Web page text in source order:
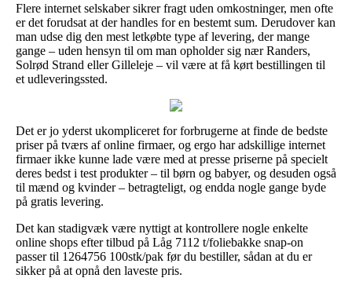
Flere internet selskaber sikrer fragt uden omkostninger, men ofte
er det forudsat at der handles for en bestemt sum. Derudover kan
man udse dig den mest letkøbte type af levering, der mange
gange – uden hensyn til om man opholder sig nær Randers,
Solrød Strand eller Gilleleje – vil være at få kørt bestillingen til
et udleveringssted.
Det er jo yderst ukompliceret for forbrugerne at finde de bedste
priser på tværs af online firmaer, og ergo har adskillige internet
firmaer ikke kunne lade være med at presse priserne på specielt
deres bedst i test produkter – til børn og babyer, og desuden også
til mænd og kvinder – betragteligt, og endda nogle gange byde
på gratis levering.
Det kan stadigvæk være nyttigt at kontrollere nogle enkelte
online shops efter tilbud på Låg 7112 t/foliebakke snap-on
passer til 1264756 100stk/pak før du bestiller, sådan at du er
sikker på at opnå den laveste pris.